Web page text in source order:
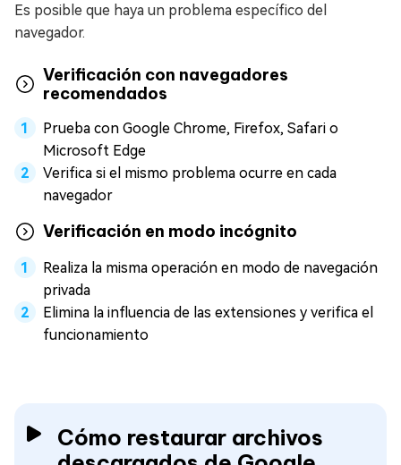
Es posible que haya un problema específico del
navegador.
Verificación con navegadores
recomendados
Prueba con Google Chrome, Firefox, Safari o
Microsoft Edge
Verifica si el mismo problema ocurre en cada
navegador
Verificación en modo incógnito
Realiza la misma operación en modo de navegación
privada
Elimina la influencia de las extensiones y verifica el
funcionamiento
Cómo restaurar archivos